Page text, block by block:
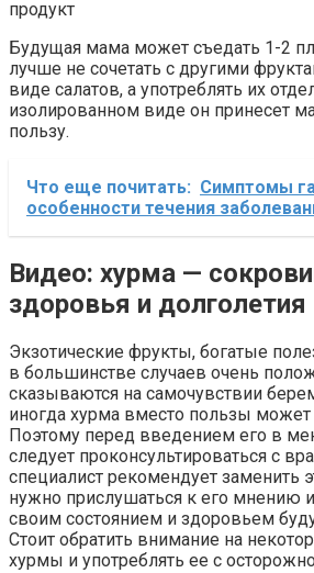
продукт
Будущая мама может съедать 1-2
лучше не сочетать с другими
виде салатов, а употреблять их
изолированном виде он принесет
пользу.
Что еще почитать: Симптомы
особенности течения
Видео: хурма —
здоровья и долголетия
Экзотические фрукты, богатые
в большинстве случаев очень
сказываются на самочувствии
иногда хурма вместо пользы может
Поэтому перед введением его в
следует проконсультироваться с
специалист рекомендует заменить
нужно прислушаться к его мнению
своим состоянием и здоровьем
Стоит обратить внимание на
хурмы и употреблять ее с